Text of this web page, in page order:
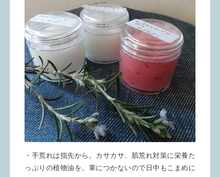
・手荒れは指先から。カサカサ、肌荒れ対策に栄養た
っぷりの植物油を。掌につかないので日中もこまめに